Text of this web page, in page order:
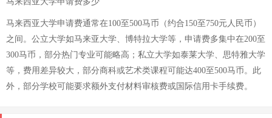
马来西亚大学申请费通常在100至500马币（约合150至750元人民币）
之间。公立大学如马来亚大学、博特拉大学等，申请费多集中在200至
300马币，部分热门专业可能略高；私立大学如泰莱大学、思特雅大学
等，费用差异较大，部分商科或艺术类课程可能达400至500马币。此
外，部分学校可能要求额外支付材料审核费或国际信用卡手续费。